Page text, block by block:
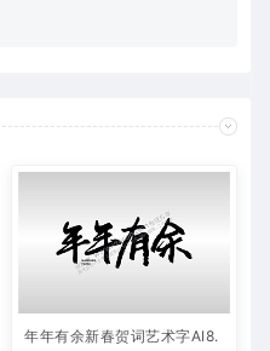
年年有余新春贺词艺术字AI8.